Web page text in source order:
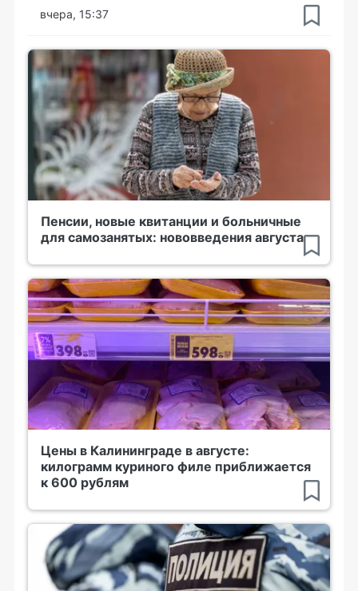
вчера, 15:37
Пенсии, новые квитанции и больничные
для самозанятых: нововведения августа
Цены в Калининграде в августе:
килограмм куриного филе приближается
к 600 рублям